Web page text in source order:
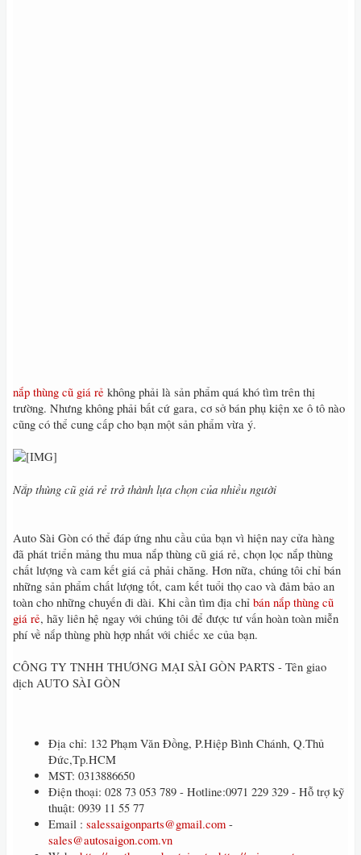
nắp thùng cũ giá rẻ không phải là sản phẩm quá khó tìm trên thị
trường. Nhưng không phải bất cứ gara, cơ sở bán phụ kiện xe ô tô nào
cũng có thể cung cấp cho bạn một sản phẩm vừa ý.
Nắp thùng cũ giá rẻ trở thành lựa chọn của nhiều người
Auto Sài Gòn có thể đáp ứng nhu cầu của bạn vì hiện nay cửa hàng
đã phát triển mảng thu mua nắp thùng cũ giá rẻ, chọn lọc nắp thùng
chất lượng và cam kết giá cả phải chăng. Hơn nữa, chúng tôi chỉ bán
những sản phẩm chất lượng tốt, cam kết tuổi thọ cao và đảm bảo an
toàn cho những chuyến đi dài. Khi cần tìm địa chỉ bán nắp thùng cũ
giá rẻ, hãy liên hệ ngay với chúng tôi để được tư vấn hoàn toàn miễn
phí về nắp thùng phù hợp nhất với chiếc xe của bạn.
CÔNG TY TNHH THƯƠNG MẠI SÀI GÒN PARTS - Tên giao
dịch AUTO SÀI GÒN
Địa chỉ: 132 Phạm Văn Đồng, P.Hiệp Bình Chánh, Q.Thủ
Đức,Tp.HCM
MST: 0313886650
Điện thoại: 028 73 053 789 - Hotline:0971 229 329 - Hỗ trợ kỹ
thuật: 0939 11 55 77
Email : salessaigonparts@gmail.com -
sales@autosaigon.com.vn